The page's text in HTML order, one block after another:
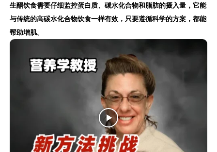
生酮饮食需要仔细监控蛋白质、碳水化合物和脂肪的摄入量，它能
与传统的高碳水化合物饮食一样有效，只要遵循科学的方案，都能
帮助增肌。